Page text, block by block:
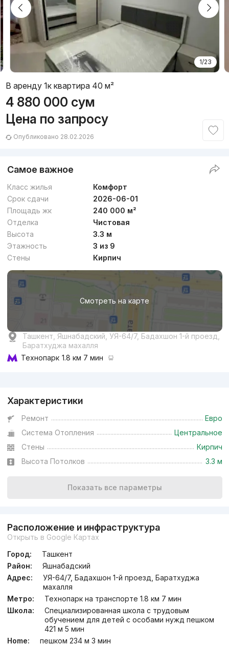
1/23
В аренду 1к квартира 40 м²
4 880 000 сум
Цена по запросу
Опубликовано 28.02.2026
Самое важное
Класс жилья
Комфорт
Срок сдачи
2026-06-01
Площадь жк
240 000 м²
Отделка
Чистовая
Высота
3.3 м
Этажность
3 из 9
Стены
Кирпич
Смотреть на карте
Ташкент, Яшнабадский, УЯ-64/7, Бадахшон 1-й проезд,
Баратхуджа махалля
Технопарк 1.8 км 7 мин
Характеристики
Ремонт
Евро
Система Отопления
Центральное
Стены
Кирпич
Высота Потолков
3.3 м
Показать все параметры
Расположение и инфраструктура
Открыть в Google Картах
Город:
Ташкент
Район:
Яшнабадский
Адрес:
УЯ-64/7, Бадахшон 1-й проезд, Баратхуджа
махалля
Метро:
Технопарк на транспорте 1.8 км 7 мин
Школа:
Специализированная школа с трудовым
обучением для детей с особами нужд пешком
421 м 5 мин
Home:
пешком 234 м 3 мин